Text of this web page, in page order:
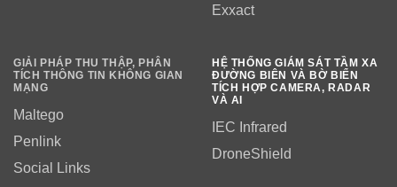
Exxact
GIẢI PHÁP THU THẬP, PHÂN
TÍCH THÔNG TIN KHÔNG GIAN
MẠNG
Maltego
Penlink
Social Links
HỆ THỐNG GIÁM SÁT TẦM XA
ĐƯỜNG BIÊN VÀ BỜ BIỂN
TÍCH HỢP CAMERA, RADAR
VÀ AI
IEC Infrared
DroneShield